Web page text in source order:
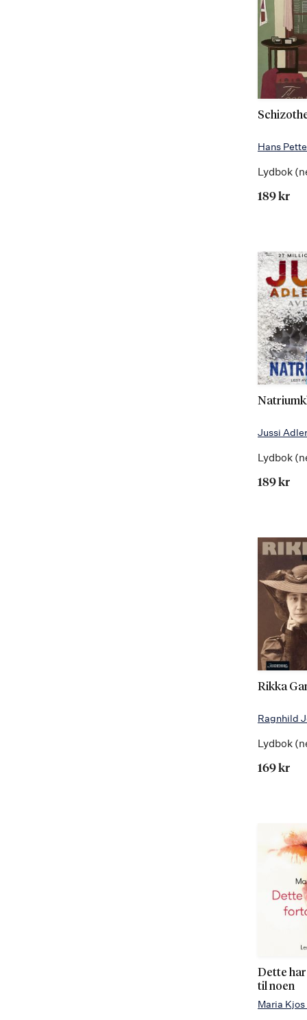
Hans
Lydbok
189 kr
Jussi
Lydbok
189 kr
Rikka
Ragnhild
Lydbok
169 kr
Dette
til noen
Maria Kjos